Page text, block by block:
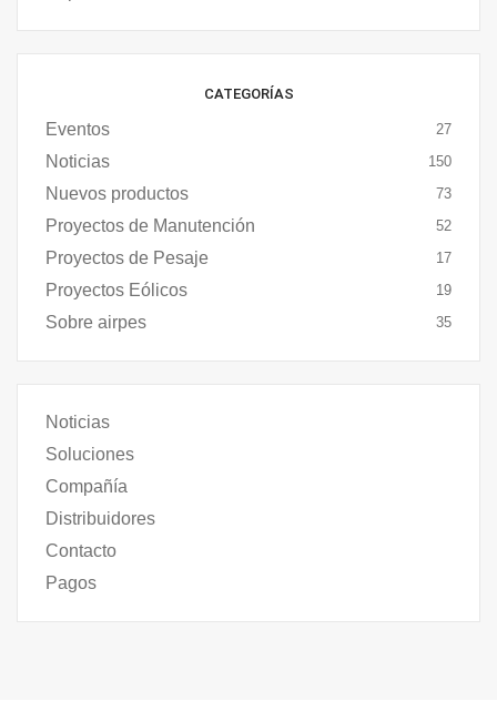
CATEGORÍAS
Eventos 27
Noticias 150
Nuevos productos 73
Proyectos de Manutención 52
Proyectos de Pesaje 17
Proyectos Eólicos 19
Sobre airpes 35
Noticias
Soluciones
Compañía
Distribuidores
Contacto
Pagos